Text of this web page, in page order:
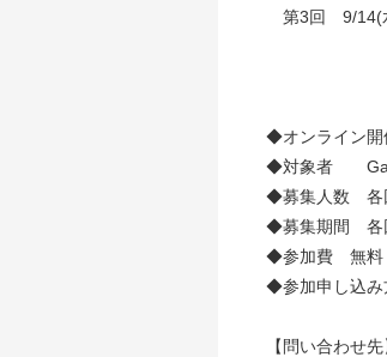
第3回 9/14(水
基板加工開
X線回折法
◆オンライン
◆対象者 GaN
◆募集人数 各
◆募集期間 各
◆参加費 無料
◆参加申し込み
【問い合わせ